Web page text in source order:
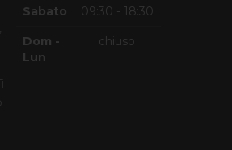
Sabato 09:30 - 18:30
Dom -
Lun
chiuso